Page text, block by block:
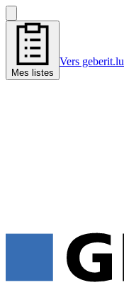
Mes listes
Vers geberit.lu